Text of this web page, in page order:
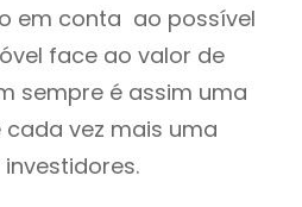
em conta ao possível
face ao valor de
sempre é assim uma
cada vez mais uma